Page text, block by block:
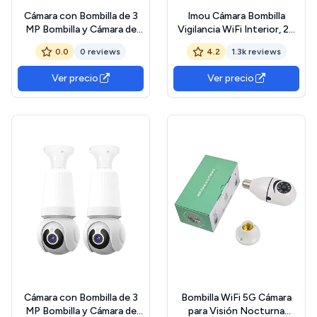
Cámara con Bombilla de 3
MP Bombilla y Cámara de
360° Cámara de Vigilancia
de Seguridad con
Conversación Bidireccional
WiFi 2 en 1 No Se Requiere
Cableado para Interiores A
0.0 0 reviews
Ver precio
Imou Cámara Bombilla
Vigilancia WiFi Interior, 2K
Cámara de Bombilla de
Seguridad 360° con Visión
Nocturna en Color, Sirena,
Audio Bidireccional,
Seguimiento Humano,
4.2 1.3k reviews
Ver precio
Cámara con Bombilla de 3
MP Bombilla y Cámara de
Bombilla WiFi 5G Cámara
para Visión Nocturna